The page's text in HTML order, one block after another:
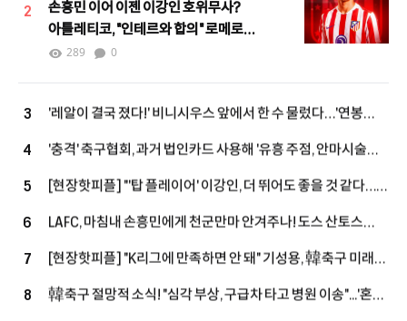
2
손흥민 이어 이젠 이강인 호위무사?
아틀레티코, "인테르와 합의" 로메로
하이재킹 노린다!
289 0
3
'레알이 결국 졌다!' 비니시우스 앞에서 한 수 물렀다…'연봉
4
'충격' 축구협회, 과거 법인카드 사용해 '유흥 주점, 안마시술소,
5
[현장핫피플] "'탑 플레이어' 이강인, 더 뛰어도 좋을 것 같다…
6
LAFC, 마침내 손흥민에게 천군만마 안겨주나! 도스 산토스
작심 발언 "완전한 선수단 갖추지 못했어"…외국인 슬롯 확보
+3명 정리, 슈퍼스타 영입할까
7
[현장핫피플] "K리그에 만족하면 안 돼" 기성용, 韓축구 미래
손정범 향해 진심 어린 조언 "오늘 경기 통해 많이 느꼈을 것"
8
韓축구 절망적 소식! "심각 부상, 구급차 타고 병원 이송"...'혼혈